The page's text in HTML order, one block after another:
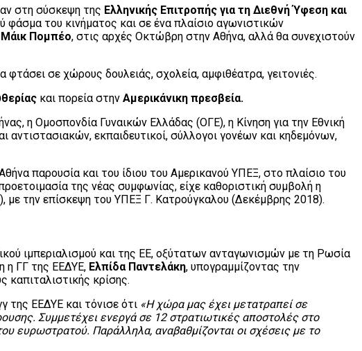
στη σύσκεψη της Ελληνικής Επιτροπής για τη Διεθνή Ύφεση και
φάσμα του κινήματος και σε ένα πλαίσιο αγωνιστικών
Μάικ Πομπέο, στις αρχές Οκτώβρη στην Αθήνα, αλλά θα συνεχιστούν
φτάσει σε χώρους δουλειάς, σχολεία, αμφιθέατρα, γειτονιές.
και πορεία στην Αμερικάνικη πρεσβεία.
η Ομοσπονδία Γυναικών Ελλάδας (ΟΓΕ), η Κίνηση για την Εθνική
εκπαιδευτικοί, σύλλογοι γονέων και κηδεμόνων,
παρουσία και του ίδιου του Αμερικανού ΥΠΕΞ, στο πλαίσιο του
της νέας συμφωνίας, είχε καθοριστική συμβολή η
την επίσκεψη του ΥΠΕΞ Γ. Κατρούγκαλου (Δεκέμβρης 2018).
ιμπεριαλισμού και της ΕΕ, οξύτατων ανταγωνισμών με τη Ρωσία
η ΓΓ της ΕΕΔΥΕ, Ελπίδα Παντελάκη, υπογραμμίζοντας την
καπιταλιστικής κρίσης.
της ΕΕΔΥΕ και τόνισε ότι «Η χώρα μας έχει μετατραπεί σε
Συμμετέχει ενεργά σε 12 στρατιωτικές αποστολές στο
ευρωστρατού. Παράλληλα, αναβαθμίζονται οι σχέσεις με το